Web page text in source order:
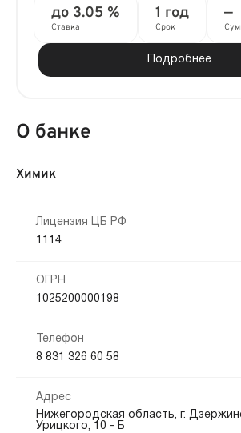
до 3.05 %
Ставка
1 год
Срок
—
Подробнее
О банке
Химик
Лицензия ЦБ РФ
1114
ОГРН
1025200000198
Телефон
8 831 326 60 58
Адрес
Нижегородская область, г.
Урицкого, 10 - Б